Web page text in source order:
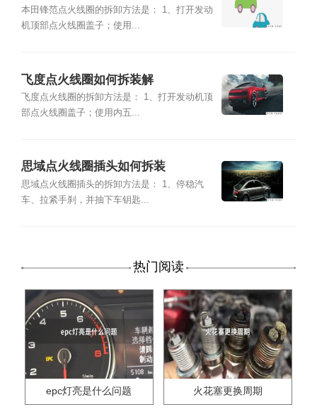
本田锋范点火线圈的拆卸方法是： 1、打开发动
机顶部点火线圈盖子；使用...
飞度点火线圈如何拆装解
飞度点火线圈的拆卸方法是： 1、打开发动机顶
部点火线圈盖子；使用内五...
思域点火线圈插头如何拆装
思域点火线圈插头的拆卸方法是： 1、停稳汽
车、拉紧手刹，并抽下车钥匙...
热门阅读
epc灯亮是什么问题 火花塞更换周期